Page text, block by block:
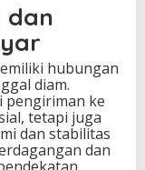
dan
hubungan
diam.
pengiriman ke
tetapi juga
dan stabilitas
dan